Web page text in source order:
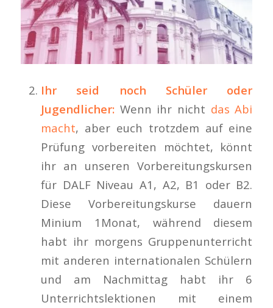
Ihr seid noch Schüler oder
Jugendlicher:Wenn ihr nicht das Abi
macht, aber euch trotzdem auf eine
Prüfung vorbereiten möchtet, könnt
ihr an unseren Vorbereitungskursen
für DALF Niveau A1, A2, B1 oder B2.
Diese Vorbereitungskurse dauern
Minium 1Monat, während diesem
habt ihr morgens Gruppenunterricht
mit anderen internationalen Schülern
und am Nachmittag habt ihr 6
Unterrichtslektionen mit einem